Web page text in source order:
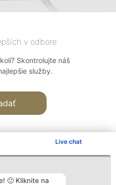
Live chat
🙂 Kliknite na
v odbore
Skontrolujte náš
služby.
Kontakt